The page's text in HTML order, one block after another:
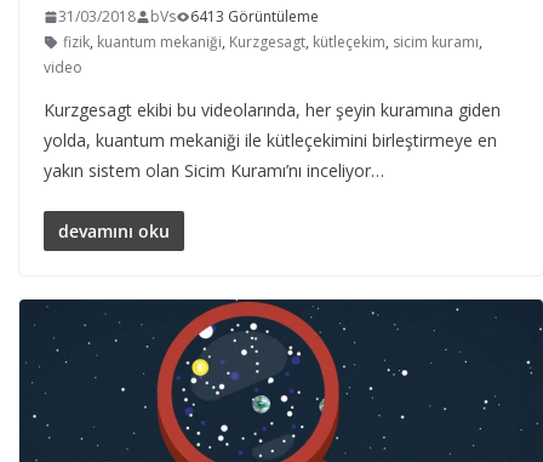
31/03/2018 bVs
6413 Görüntüleme
fizik, kuantum mekaniği, Kurzgesagt, kütleçekim, sicim kuramı,
video
Kurzgesagt ekibi bu videolarında, her şeyin kuramına giden
yolda, kuantum mekaniği ile kütleçekimini birleştirmeye en
yakın sistem olan Sicim Kuramı’nı inceliyor…
devamını oku